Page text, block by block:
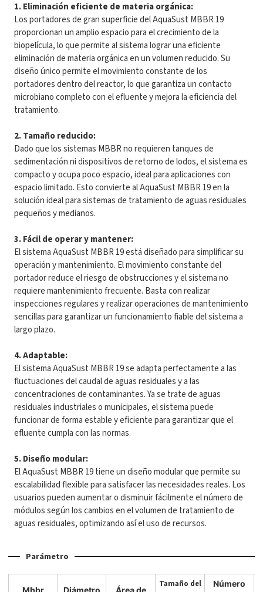
1. Eliminación eficiente de materia orgánica:
Los portadores de gran superficie del AquaSust MBBR 19
proporcionan un amplio espacio para el crecimiento de la
biopelícula, lo que permite al sistema lograr una eficiente
eliminación de materia orgánica en un volumen reducido. Su
diseño único permite el movimiento constante de los
portadores dentro del reactor, lo que garantiza un contacto
microbiano completo con el efluente y mejora la eficiencia del
tratamiento.
2. Tamaño reducido:
Dado que los sistemas MBBR no requieren tanques de
sedimentación ni dispositivos de retorno de lodos, el sistema es
compacto y ocupa poco espacio, ideal para aplicaciones con
espacio limitado. Esto convierte al AquaSust MBBR 19 en la
solución ideal para sistemas de tratamiento de aguas residuales
pequeños y medianos.
3. Fácil de operar y mantener:
El sistema AquaSust MBBR 19 está diseñado para simplificar su
operación y mantenimiento. El movimiento constante del
portador reduce el riesgo de obstrucciones y el sistema no
requiere mantenimiento frecuente. Basta con realizar
inspecciones regulares y realizar operaciones de mantenimiento
sencillas para garantizar un funcionamiento fiable del sistema a
largo plazo.
4. Adaptable:
El sistema AquaSust MBBR 19 se adapta perfectamente a las
fluctuaciones del caudal de aguas residuales y a las
concentraciones de contaminantes. Ya se trate de aguas
residuales industriales o municipales, el sistema puede
funcionar de forma estable y eficiente para garantizar que el
efluente cumpla con las normas.
5. Diseño modular:
El AquaSust MBBR 19 tiene un diseño modular que permite su
escalabilidad flexible para satisfacer las necesidades reales. Los
usuarios pueden aumentar o disminuir fácilmente el número de
módulos según los cambios en el volumen de tratamiento de
aguas residuales, optimizando así el uso de recursos.
Parámetro
Mbbr Diámetro Área de
Tamaño del
Número